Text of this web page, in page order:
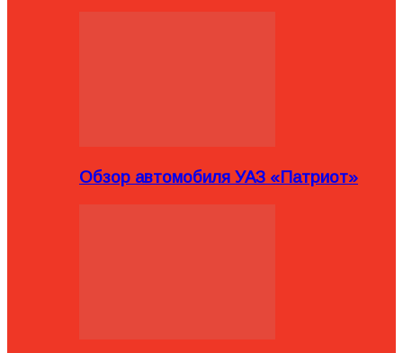
Обзор автомобиля УАЗ «Патриот»